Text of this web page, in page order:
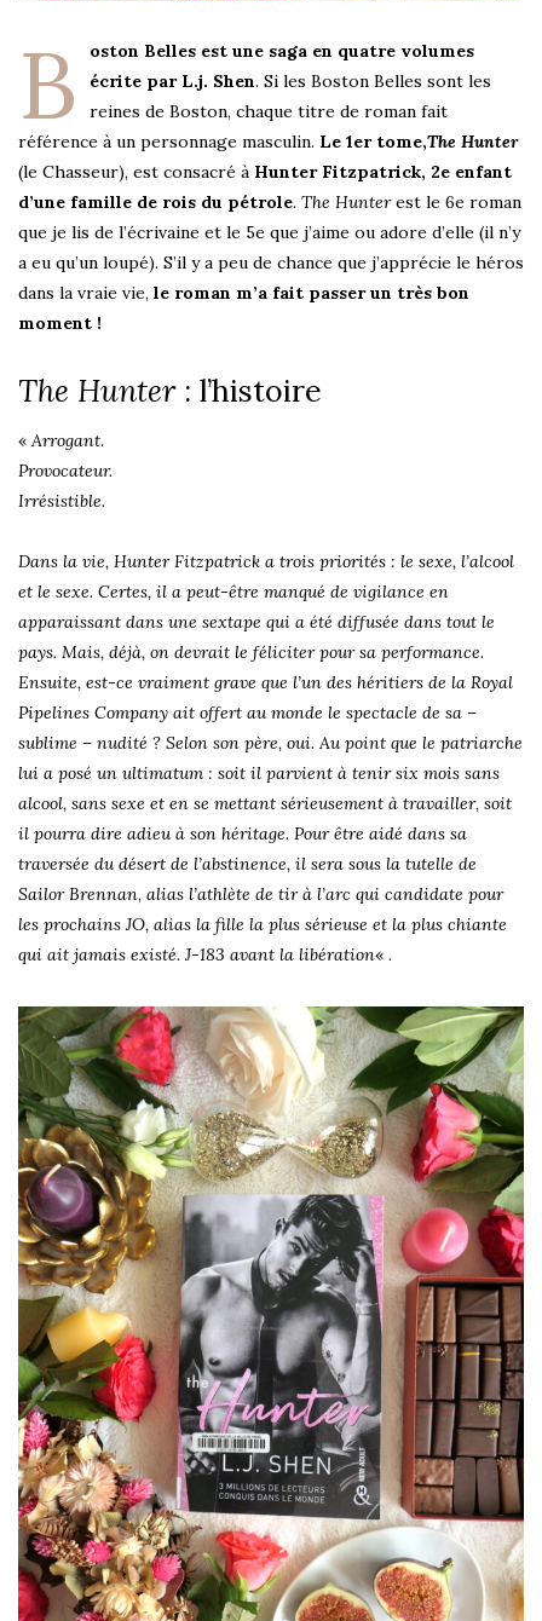
B
oston Belles est une saga en quatre volumes
écrite par L.j. Shen. Si les Boston Belles sont les
reines de Boston, chaque titre de roman fait
référence à un personnage masculin. Le 1er tome,The Hunter
(le Chasseur), est consacré à Hunter Fitzpatrick, 2e enfant
d’une famille de rois du pétrole. The Hunterest le 6e roman
que je lis de l’écrivaine et le 5e que j’aime ou adore d’elle (il n’y
a eu qu’un loupé). S’il y a peu de chance que j’apprécie le héros
dans la vraie vie, le roman m’a fait passer un très bon
moment !
The Hunter: l’histoire
«Arrogant.
Provocateur.
Irrésistible.
Dans la vie, Hunter Fitzpatrick a trois priorités : le sexe, l’alcool
et le sexe. Certes, il a peut-être manqué de vigilance en
apparaissant dans une sextape qui a été diffusée dans tout le
pays. Mais, déjà, on devrait le féliciter pour sa performance.
Ensuite, est-ce vraiment grave que l’un des héritiers de la Royal
Pipelines Company ait offert au monde le spectacle de sa –
sublime – nudité ? Selon son père, oui. Au point que le patriarche
lui a posé un ultimatum : soit il parvient à tenir six mois sans
alcool, sans sexe et en se mettant sérieusement à travailler, soit
il pourra dire adieu à son héritage. Pour être aidé dans sa
traversée du désert de l’abstinence, il sera sous la tutelle de
Sailor Brennan, alias l’athlète de tir à l’arc qui candidate pour
les prochains JO, alias la fille la plus sérieuse et la plus chiante
qui ait jamais existé. J-183 avant la libération« .